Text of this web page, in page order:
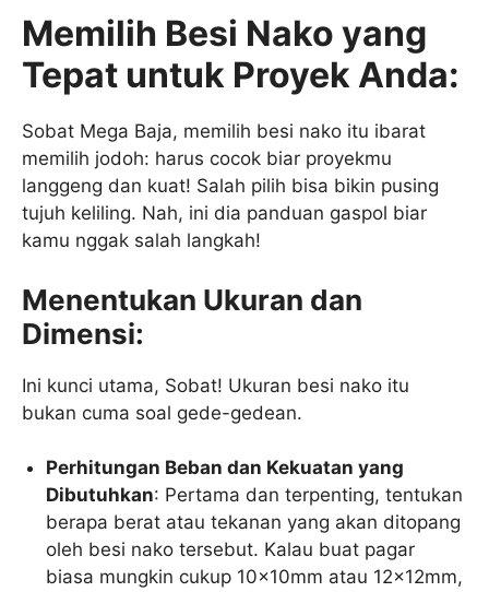
Memilih Besi Nako yang
Tepat untuk Proyek Anda:
Sobat Mega Baja, memilih besi nako itu ibarat
memilih jodoh: harus cocok biar proyekmu
langgeng dan kuat! Salah pilih bisa bikin pusing
tujuh keliling. Nah, ini dia panduan gaspol biar
kamu nggak salah langkah!
Menentukan Ukuran dan
Dimensi:
Ini kunci utama, Sobat! Ukuran besi nako itu
bukan cuma soal gede-gedean.
Perhitungan Beban dan Kekuatan yang
Dibutuhkan: Pertama dan terpenting, tentukan
berapa berat atau tekanan yang akan ditopang
oleh besi nako tersebut. Kalau buat pagar
biasa mungkin cukup 10x10mm atau 12x12mm,